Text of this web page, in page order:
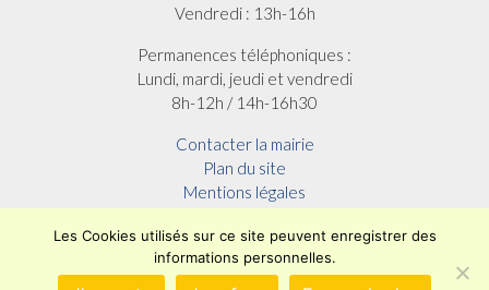
Vendredi : 13h-16h
Permanences téléphoniques :
Lundi, mardi, jeudi et vendredi
8h-12h / 14h-16h30
Contacter la mairie
Plan du site
Mentions légales
Accessibilité (en cours)
Les Cookies utilisés sur ce site peuvent enregistrer des
informations personnelles.